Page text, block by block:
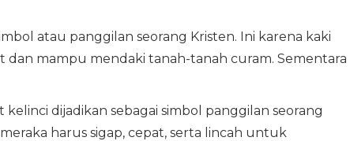
atau panggilan seorang Kristen. Ini karena kaki
mampu mendaki tanah-tanah curam. Sementara
dijadikan sebagai simbol panggilan seorang
harus sigap, cepat, serta lincah untuk